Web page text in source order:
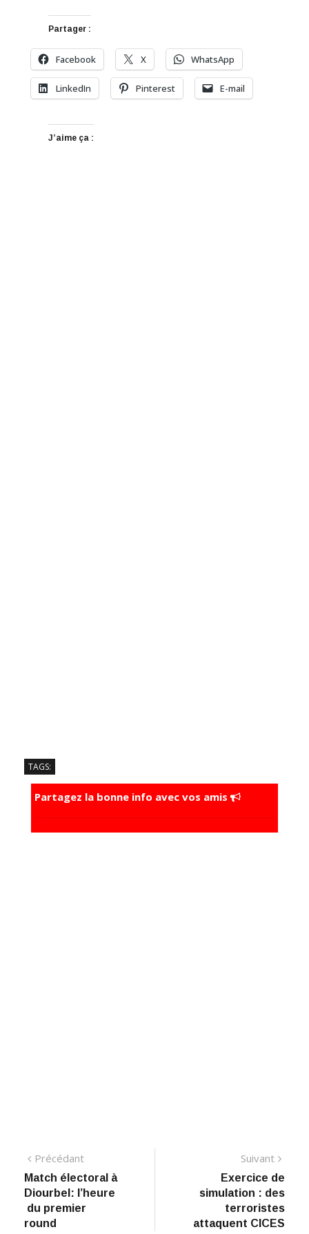
Partager :
Facebook X WhatsApp
LinkedIn Pinterest E-mail
J’aime ça :
TAGS:
Partagez la bonne info avec vos amis
Navigation
de
l’article
PrécédantPrécédant:
Match électoral à
Diourbel: l’heure
du premier
round
Suivant
Exercice de
simulation : des
terroristes
attaquent CICES